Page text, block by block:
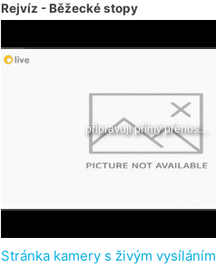
Rejvíz - Běžecké stopy
Stránka kamery s živým vysíláním